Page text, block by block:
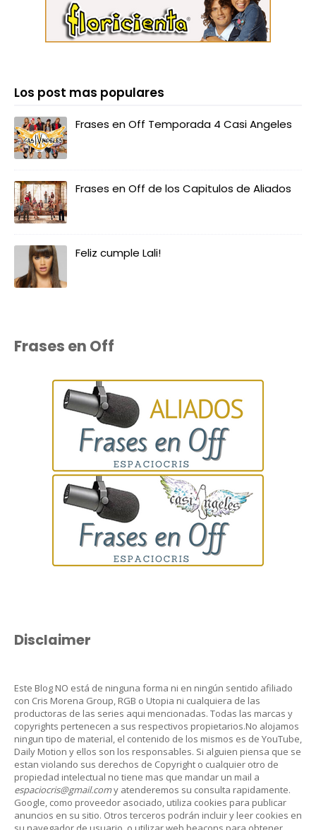
Los post mas populares
Frases en Off Temporada 4 Casi Angeles
Frases en Off de los Capitulos de Aliados
Feliz cumple Lali!
Frases en Off
Disclaimer
Este Blog NO está de ninguna forma ni en ningún sentido afiliado
con Cris Morena Group, RGB o Utopia ni cualquiera de las
productoras de las series aqui mencionadas. Todas las marcas y
copyrights pertenecen a sus respectivos propietarios.No alojamos
ningun tipo de material, el contenido de los mismos es de YouTube,
Daily Motion y ellos son los responsables. Si alguien piensa que se
estan violando sus derechos de Copyright o cualquier otro de
propiedad intelectual no tiene mas que mandar un mail a
espaciocris@gmail.comy atenderemos su consulta rapidamente.
Google, como proveedor asociado, utiliza cookies para publicar
anuncios en su sitio. Otros terceros podrán incluir y leer cookies en